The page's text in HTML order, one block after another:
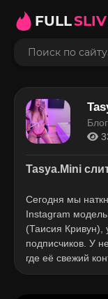
FULLSLIV
Tasya.Mini
Сегодня мы
Instagram
(Таисия Кривун),
подписчиков. У
где её свежий
понравится!